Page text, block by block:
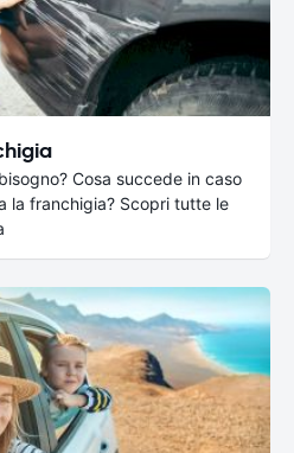
Cosa succede in caso
la franchigia? Scopri tutte le